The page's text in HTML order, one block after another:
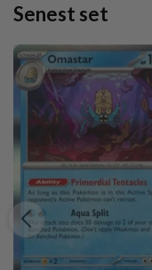
Senest set